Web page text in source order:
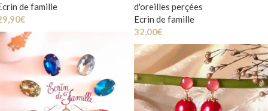
de famille
€
d'oreilles perçées
Ecrin de famille
32,00€